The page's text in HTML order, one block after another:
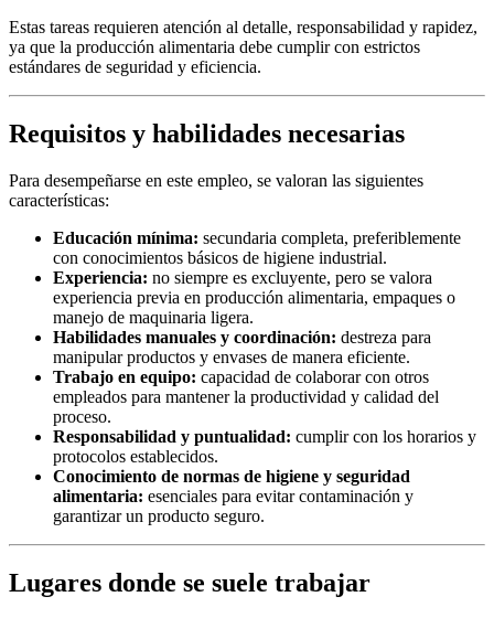
Estas tareas requieren atención al detalle, responsabilidad y rapidez,
ya que la producción alimentaria debe cumplir con estrictos
estándares de seguridad y eficiencia.
Requisitos y habilidades necesarias
Para desempeñarse en este empleo, se valoran las siguientes
características:
Educación mínima: secundaria completa, preferiblemente
con conocimientos básicos de higiene industrial.
Experiencia: no siempre es excluyente, pero se valora
experiencia previa en producción alimentaria, empaques o
manejo de maquinaria ligera.
Habilidades manuales y coordinación: destreza para
manipular productos y envases de manera eficiente.
Trabajo en equipo: capacidad de colaborar con otros
empleados para mantener la productividad y calidad del
proceso.
Responsabilidad y puntualidad: cumplir con los horarios y
protocolos establecidos.
Conocimiento de normas de higiene y seguridad
alimentaria: esenciales para evitar contaminación y
garantizar un producto seguro.
Lugares donde se suele trabajar